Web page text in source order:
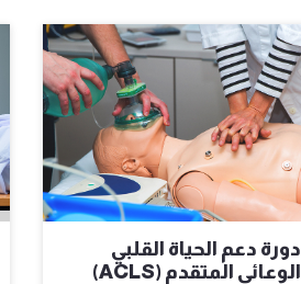
دورة دعم الحياة القلبي
الوعائي المتقدم (ACLS)